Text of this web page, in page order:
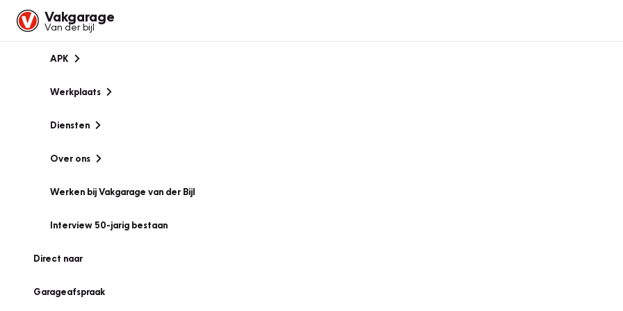
Vakgarage
Van der bijl
APK
Werkplaats
Diensten
Over ons
Werken bij Vakgarage van der Bijl
Interview 50-jarig bestaan
Direct naar
Garageafspraak